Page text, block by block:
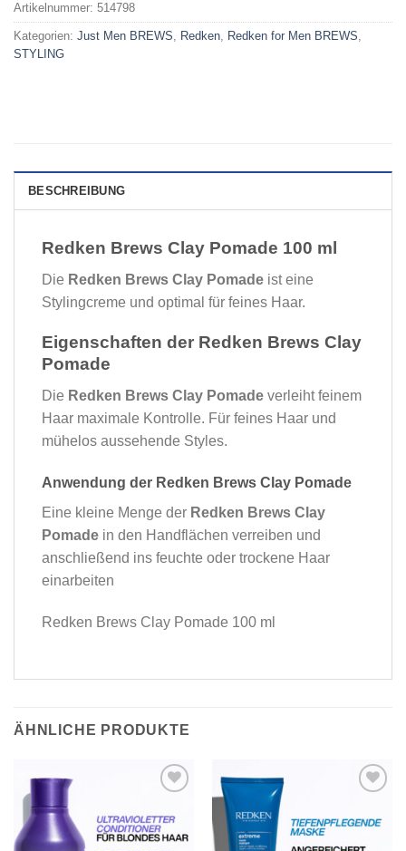
Artikelnummer: 514798
Kategorien: Just Men BREWS, Redken, Redken for Men BREWS,
STYLING
BESCHREIBUNG
Redken Brews Clay Pomade 100 ml
Die Redken Brews Clay Pomade ist eine
Stylingcreme und optimal für feines Haar.
Eigenschaften der Redken Brews Clay
Pomade
Die Redken Brews Clay Pomade verleiht feinem
Haar maximale Kontrolle. Für feines Haar und
mühelos aussehende Styles.
Anwendung der Redken Brews Clay Pomade
Eine kleine Menge der Redken Brews Clay
Pomade in den Handflächen verreiben und
anschließend ins feuchte oder trockene Haar
einarbeiten
Redken Brews Clay Pomade 100 ml
ÄHNLICHE PRODUKTE
Zu
Wunschliste
Zu
Wunschliste